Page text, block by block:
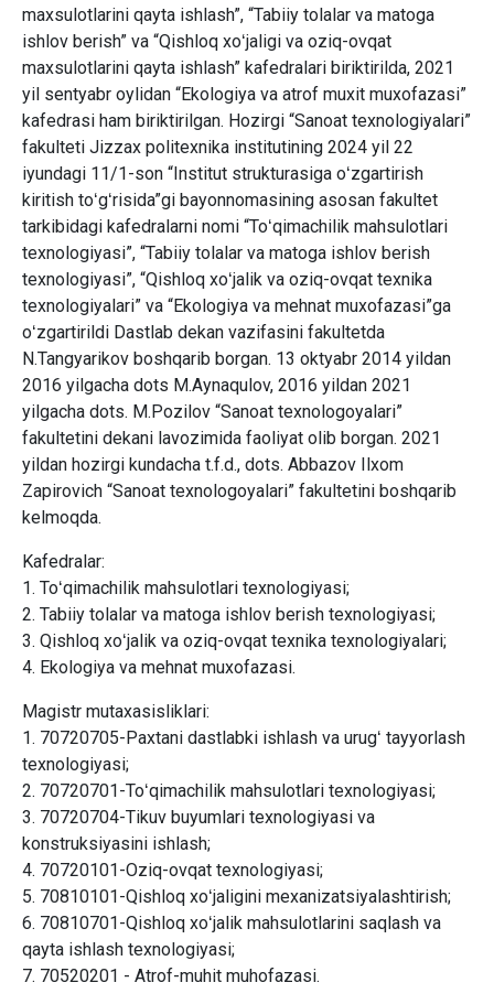
maxsulotlarini qayta ishlash”, “Tabiiy tolalar va matoga
ishlov berish” va “Qishloq xoʻjaligi va oziq-ovqat
maxsulotlarini qayta ishlash” kafedralari biriktirilda, 2021
yil sentyabr oylidan “Ekologiya va atrof muxit muxofazasi”
kafedrasi ham biriktirilgan. Hozirgi “Sanoat tеxnologiyalari”
fakultеti Jizzax politexnika institutining 2024 yil 22
iyundagi 11/1-son “Institut strukturasiga oʻzgartirish
kiritish toʻgʻrisida”gi bayonnomasining asosan fakultet
tarkibidagi kafedralarni nomi “Toʻqimachilik mahsulotlari
texnologiyasi”, “Tabiiy tolalar va matoga ishlov berish
texnologiyasi”, “Qishloq xoʻjalik va oziq-ovqat texnika
texnologiyalari” va “Ekologiya va mehnat muxofazasi”ga
oʻzgartirildi Dastlab dekan vazifasini fakultetda
N.Tangyarikov boshqarib bоrgan. 13 oktyabr 2014 yildan
2016 yilgacha dots M.Aynaqulov, 2016 yildan 2021
yilgacha dots. M.Pozilov “Sanoat texnologoyalari”
fakultetini dekani lavozimida faoliyat olib borgan. 2021
yildan hozirgi kundacha t.f.d., dots. Abbazov Ilxom
Zapirovich “Sanoat texnologoyalari” fakultetini boshqarib
kelmoqda.
Kafedralar:
1. Toʻqimachilik mahsulotlari texnologiyasi;
2. Tabiiy tolalar va matoga ishlov berish texnologiyasi;
3. Qishloq xoʻjalik va oziq-ovqat texnika texnologiyalari;
4. Ekologiya va mehnat muxofazasi.
Magistr mutaxasisliklari:
1. 70720705-Paxtani dastlabki ishlash va urugʻ tayyorlash
texnologiyasi;
2. 70720701-Toʻqimachilik mahsulotlari texnologiyasi;
3. 70720704-Tikuv buyumlari texnologiyasi va
konstruksiyasini ishlash;
4. 70720101-Oziq-ovqat texnologiyasi;
5. 70810101-Qishloq xoʻjaligini mexanizatsiyalashtirish;
6. 70810701-Qishloq xoʻjalik mahsulotlarini saqlash va
qayta ishlash texnologiyasi;
7. 70520201 - Atrof-muhit muhofazasi.